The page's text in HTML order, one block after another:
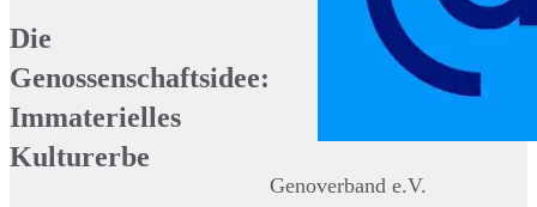
Die
Genossenschaftsidee:
Immaterielles
Kulturerbe
Genoverband e.V.